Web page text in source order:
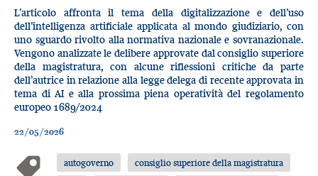
L’articolo affronta il tema della digitalizzazione e dell’uso
dell’intelligenza artificiale applicata al mondo giudiziario, con
uno sguardo rivolto alla normativa nazionale e sovranazionale.
Vengono analizzate le delibere approvate dal consiglio superiore
della magistratura, con alcune riflessioni critiche da parte
dell’autrice in relazione alla legge delega di recente approvata in
tema di AI e alla prossima piena operatività del regolamento
europeo 1689/2024
22/05/2026
autogoverno
consiglio superiore della magistratura